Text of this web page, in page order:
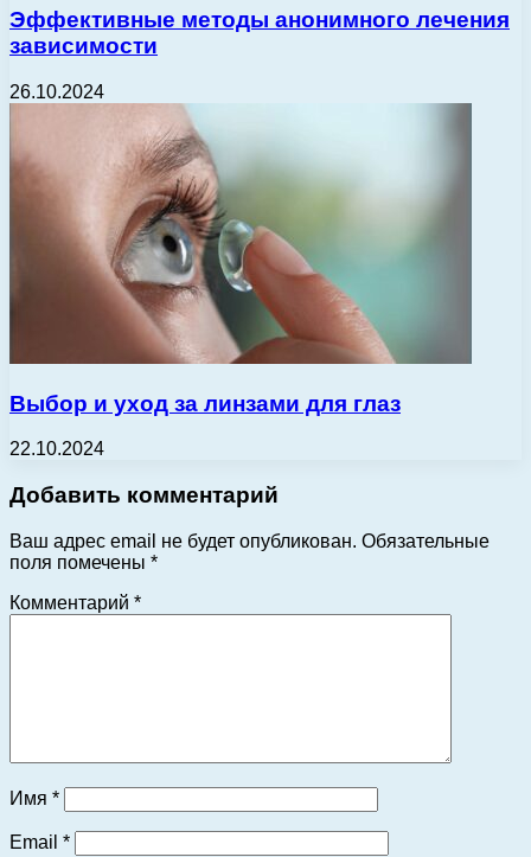
Эффективные методы анонимного лечения
зависимости
26.10.2024
Выбор и уход за линзами для глаз
22.10.2024
Добавить комментарий
Ваш адрес email не будет опубликован. Обязательные
поля помечены *
Комментарий *
Имя *
Email *